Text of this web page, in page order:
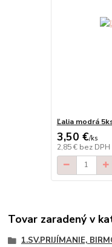
Ľalia modrá
3,50 €/ks
2,85 € bez DPH
Tovar zaradený v
1.SV.PRIJÍMANIE,